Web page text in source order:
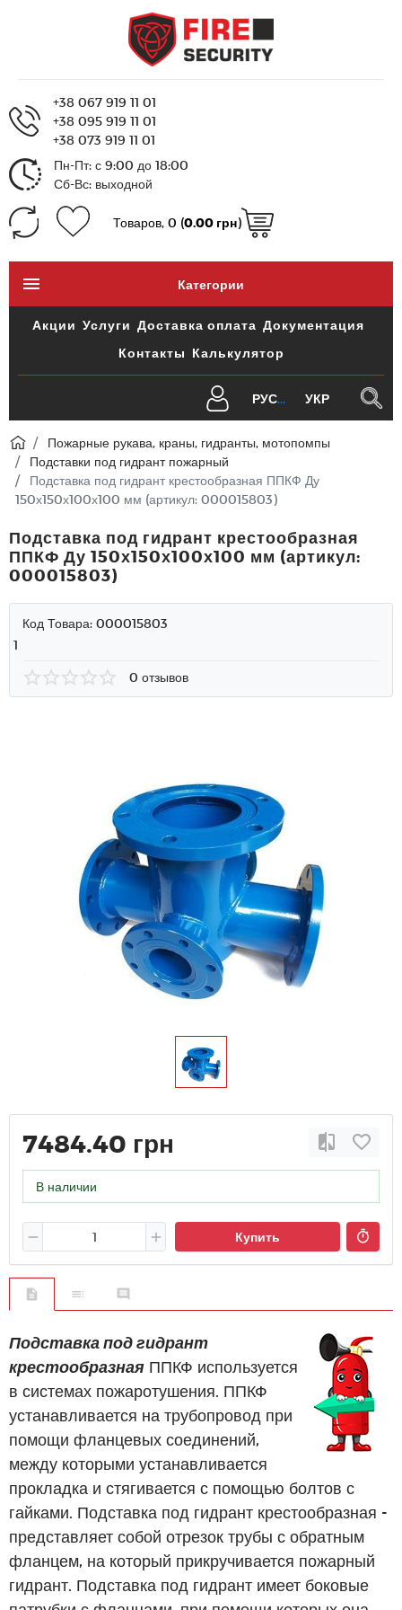
+38 067 919 11 01
+38 095 919 11 01
+38 073 919 11 01
Пн-Пт: с 9:00 до 18:00
Сб-Вс: выходной
Товаров, 0 (0.00 грн)
Категории
Акции Услуги Доставка оплата Документация
Контакты Калькулятор
РУС УКР
Пожарные рукава, краны, гидранты, мотопомпы
Подставки под гидрант пожарный
Подставка под гидрант крестообразная ППКФ Ду
150х150х100х100 мм (артикул: 000015803)
Подставка под гидрант крестообразная
ППКФ Ду 150х150х100х100 мм (артикул:
000015803)
Код Товара: 000015803
1
0 отзывов
7484.40 грн
В наличии
Купить
Подставка под гидрант
крестообразная ППКФ используется
в системах пожаротушения. ППКФ
устанавливается на трубопровод при
помощи фланцевых соединений,
между которыми устанавливается
прокладка и стягивается с помощью болтов с
гайками. Подставка под гидрант крестообразная -
представляет собой отрезок трубы с обратным
фланцем, на который прикручивается пожарный
гидрант. Подставка под гидрант имеет боковые